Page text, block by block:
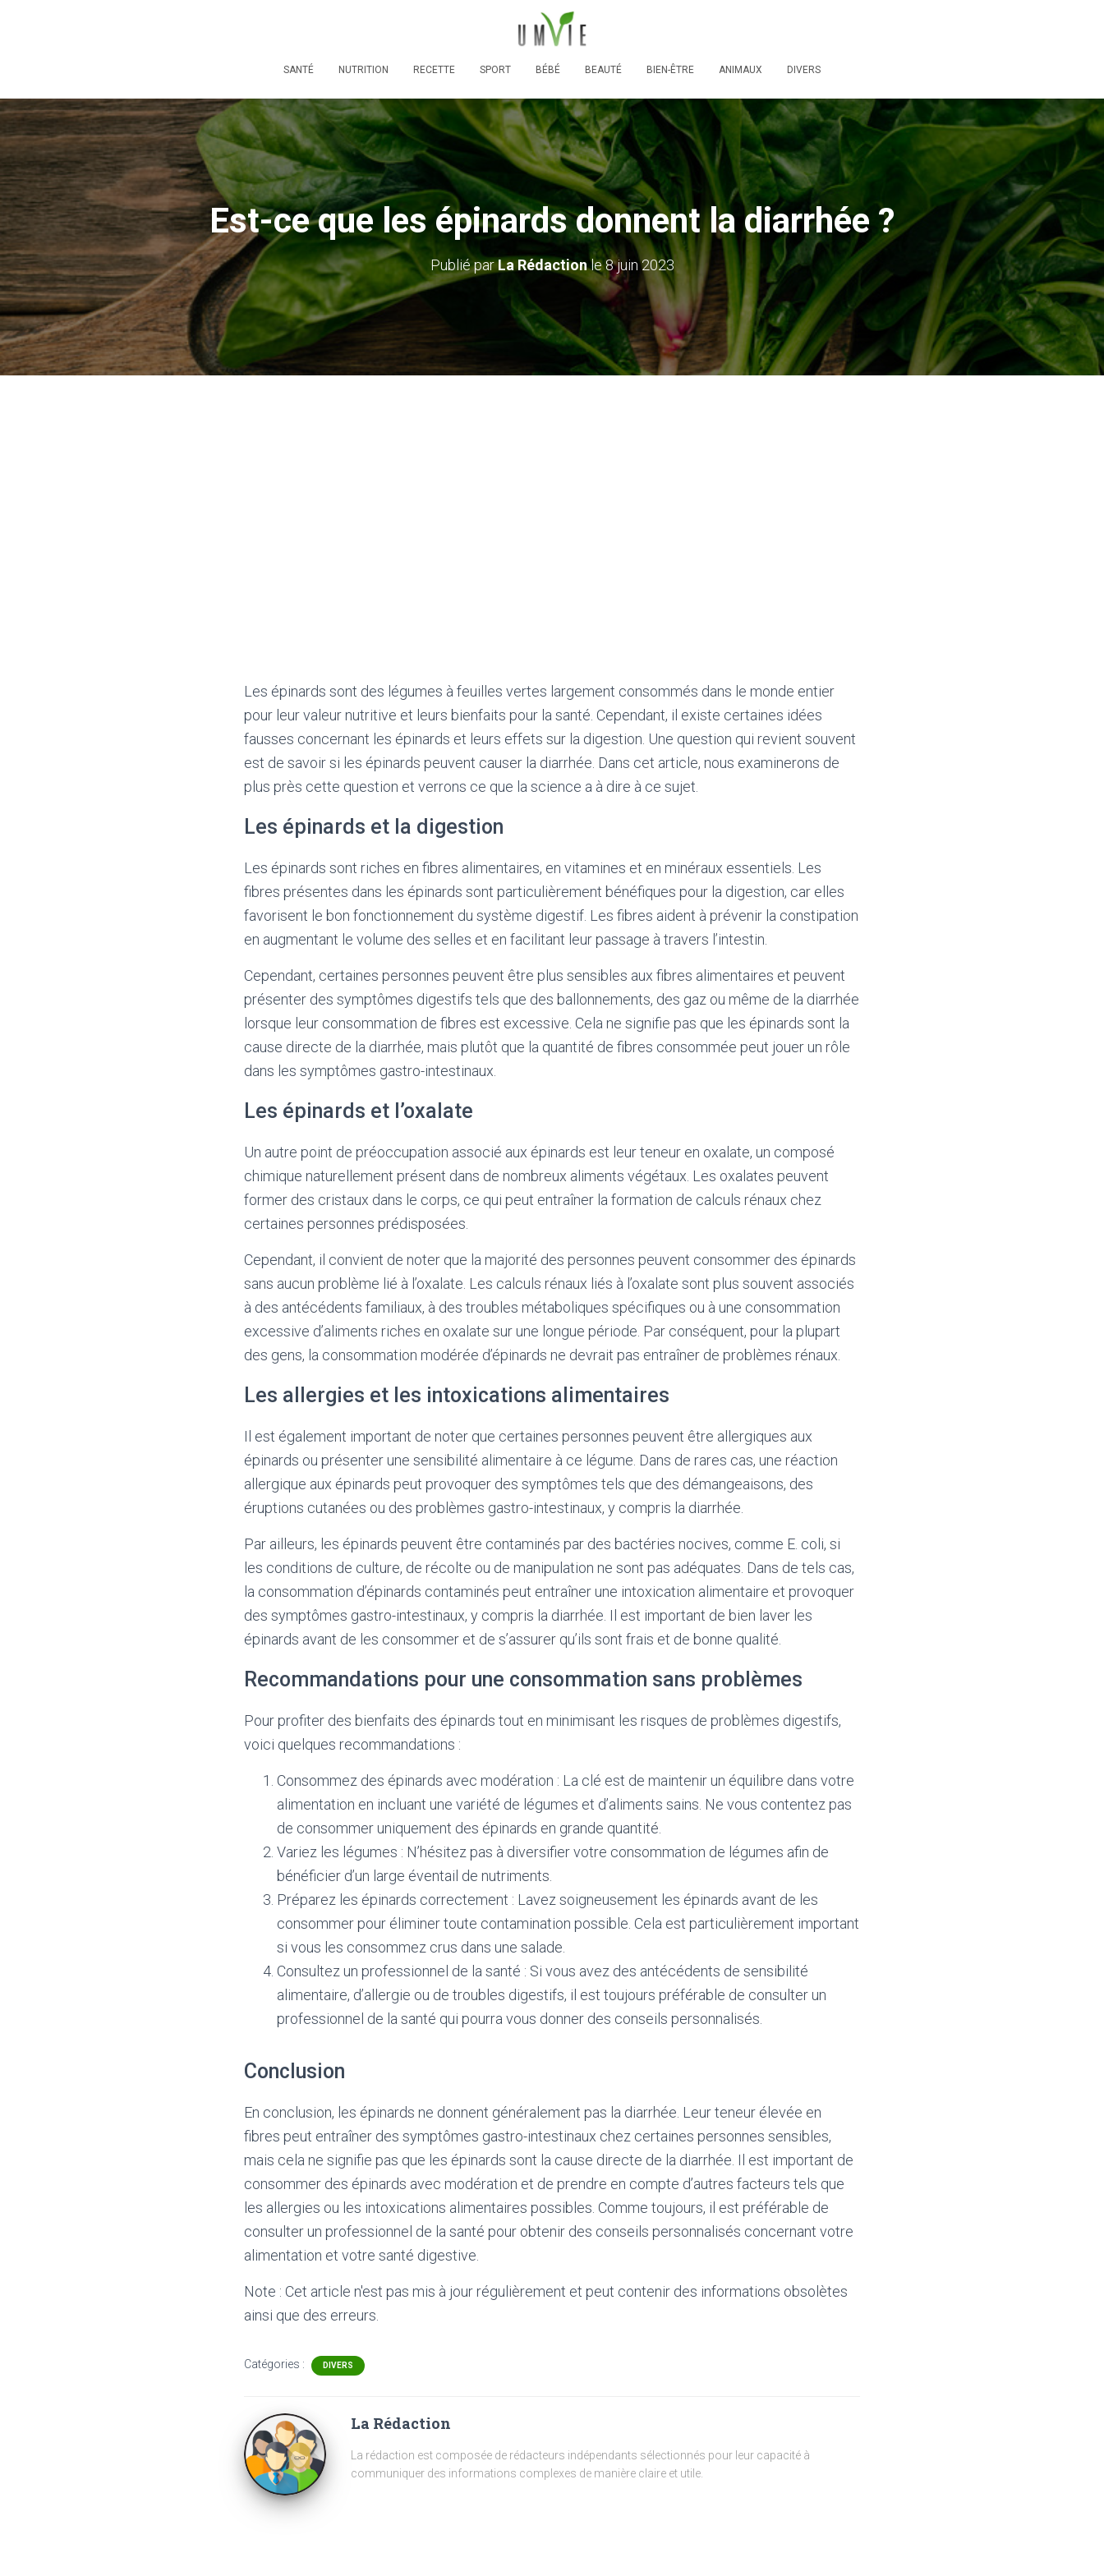
SANTÉ NUTRITION RECETTE SPORT BÉBÉ BEAUTÉ BIEN-ÊTRE ANIMAUX DIVERS
Est-ce que les épinards donnent la diarrhée ?
Publié parLa Rédactionle8 juin 2023
Les épinards sont des légumes à feuilles vertes largement consommés dans le monde entier
pour leur valeur nutritive et leurs bienfaits pour la santé. Cependant, il existe certaines idées
fausses concernant les épinards et leurs effets sur la digestion. Une question qui revient souvent
est de savoir si les épinards peuvent causer la diarrhée. Dans cet article, nous examinerons de
plus près cette question et verrons ce que la science a à dire à ce sujet.
Les épinards et la digestion
Les épinards sont riches en fibres alimentaires, en vitamines et en minéraux essentiels. Les
fibres présentes dans les épinards sont particulièrement bénéfiques pour la digestion, car elles
favorisent le bon fonctionnement du système digestif. Les fibres aident à prévenir la constipation
en augmentant le volume des selles et en facilitant leur passage à travers l’intestin.
Cependant, certaines personnes peuvent être plus sensibles aux fibres alimentaires et peuvent
présenter des symptômes digestifs tels que des ballonnements, des gaz ou même de la diarrhée
lorsque leur consommation de fibres est excessive. Cela ne signifie pas que les épinards sont la
cause directe de la diarrhée, mais plutôt que la quantité de fibres consommée peut jouer un rôle
dans les symptômes gastro-intestinaux.
Les épinards et l’oxalate
Un autre point de préoccupation associé aux épinards est leur teneur en oxalate, un composé
chimique naturellement présent dans de nombreux aliments végétaux. Les oxalates peuvent
former des cristaux dans le corps, ce qui peut entraîner la formation de calculs rénaux chez
certaines personnes prédisposées.
Cependant, il convient de noter que la majorité des personnes peuvent consommer des épinards
sans aucun problème lié à l’oxalate. Les calculs rénaux liés à l’oxalate sont plus souvent associés
à des antécédents familiaux, à des troubles métaboliques spécifiques ou à une consommation
excessive d’aliments riches en oxalate sur une longue période. Par conséquent, pour la plupart
des gens, la consommation modérée d’épinards ne devrait pas entraîner de problèmes rénaux.
Les allergies et les intoxications alimentaires
Il est également important de noter que certaines personnes peuvent être allergiques aux
épinards ou présenter une sensibilité alimentaire à ce légume. Dans de rares cas, une réaction
allergique aux épinards peut provoquer des symptômes tels que des démangeaisons, des
éruptions cutanées ou des problèmes gastro-intestinaux, y compris la diarrhée.
Par ailleurs, les épinards peuvent être contaminés par des bactéries nocives, comme E. coli, si
les conditions de culture, de récolte ou de manipulation ne sont pas adéquates. Dans de tels cas,
la consommation d’épinards contaminés peut entraîner une intoxication alimentaire et provoquer
des symptômes gastro-intestinaux, y compris la diarrhée. Il est important de bien laver les
épinards avant de les consommer et de s’assurer qu’ils sont frais et de bonne qualité.
Recommandations pour une consommation sans problèmes
Pour profiter des bienfaits des épinards tout en minimisant les risques de problèmes digestifs,
voici quelques recommandations :
Consommez des épinards avec modération : La clé est de maintenir un équilibre dans votre
alimentation en incluant une variété de légumes et d’aliments sains. Ne vous contentez pas
de consommer uniquement des épinards en grande quantité.
Variez les légumes : N’hésitez pas à diversifier votre consommation de légumes afin de
bénéficier d’un large éventail de nutriments.
Préparez les épinards correctement : Lavez soigneusement les épinards avant de les
consommer pour éliminer toute contamination possible. Cela est particulièrement important
si vous les consommez crus dans une salade.
Consultez un professionnel de la santé : Si vous avez des antécédents de sensibilité
alimentaire, d’allergie ou de troubles digestifs, il est toujours préférable de consulter un
professionnel de la santé qui pourra vous donner des conseils personnalisés.
Conclusion
En conclusion, les épinards ne donnent généralement pas la diarrhée. Leur teneur élevée en
fibres peut entraîner des symptômes gastro-intestinaux chez certaines personnes sensibles,
mais cela ne signifie pas que les épinards sont la cause directe de la diarrhée. Il est important de
consommer des épinards avec modération et de prendre en compte d’autres facteurs tels que
les allergies ou les intoxications alimentaires possibles. Comme toujours, il est préférable de
consulter un professionnel de la santé pour obtenir des conseils personnalisés concernant votre
alimentation et votre santé digestive.
Note : Cet article n'est pas mis à jour régulièrement et peut contenir des informations obsolètes
ainsi que des erreurs.
Catégories : DIVERS
La Rédaction
La rédaction est composée de rédacteurs indépendants sélectionnés pour leur capacité à
communiquer des informations complexes de manière claire et utile.